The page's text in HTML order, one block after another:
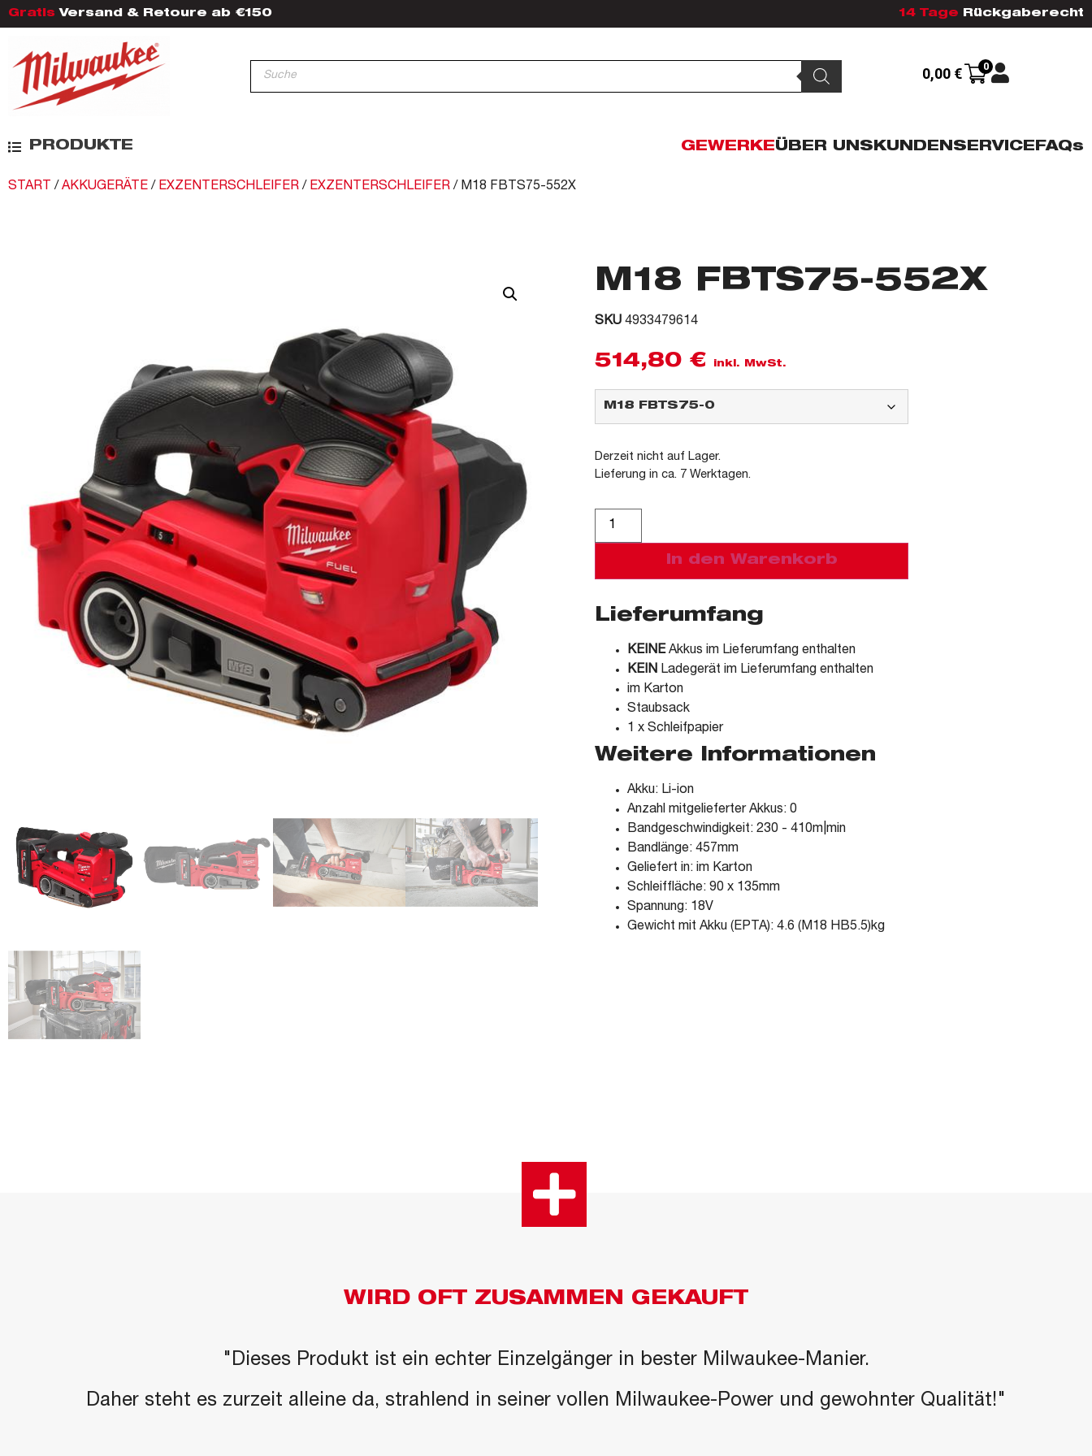
Gratis Versand & Retoure ab €150 14 Tage Rückgaberecht
0,00 € 0
PRODUKTE GEWERKEÜBER UNSKUNDENSERVICEFAQs
START / AKKUGERÄTE / EXZENTERSCHLEIFER / EXZENTERSCHLEIFER / M18 FBTS75-552X
M18 FBTS75-552X
SKU 4933479614
514,80 € inkl. MwSt.
Derzeit nicht auf Lager.
Lieferung in ca. 7 Werktagen.
In den Warenkorb
Lieferumfang
KEINEAkkus im Lieferumfang enthalten
KEIN Ladegerät im Lieferumfang enthalten
im Karton
Staubsack
1 x Schleifpapier
Weitere Informationen
Akku: Li-ion
Anzahl mitgelieferter Akkus: 0
Bandgeschwindigkeit: 230 - 410m|min
Bandlänge: 457mm
Geliefert in: im Karton
Schleiffläche: 90 x 135mm
Spannung: 18V
Gewicht mit Akku (EPTA): 4.6 (M18 HB5.5)kg
WIRD OFT ZUSAMMEN GEKAUFT
"Dieses Produkt ist ein echter Einzelgänger in bester Milwaukee-Manier.
Daher steht es zurzeit alleine da, strahlend in seiner vollen Milwaukee-Power und gewohnter Qualität!"